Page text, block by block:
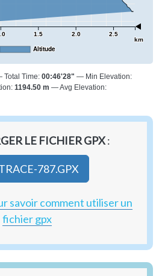
1.5 2.0 2.5
km
Altitude
Total Time: 00:46'28"
Min Elevation:
1194.50 m
Avg Elevation:
LE FICHIER GPX:
787.GPX
savoir comment utiliser un
fichier gpx